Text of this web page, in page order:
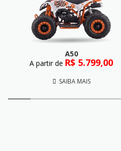
A50
A partir de R$ 5.799,00
SAIBA MAIS